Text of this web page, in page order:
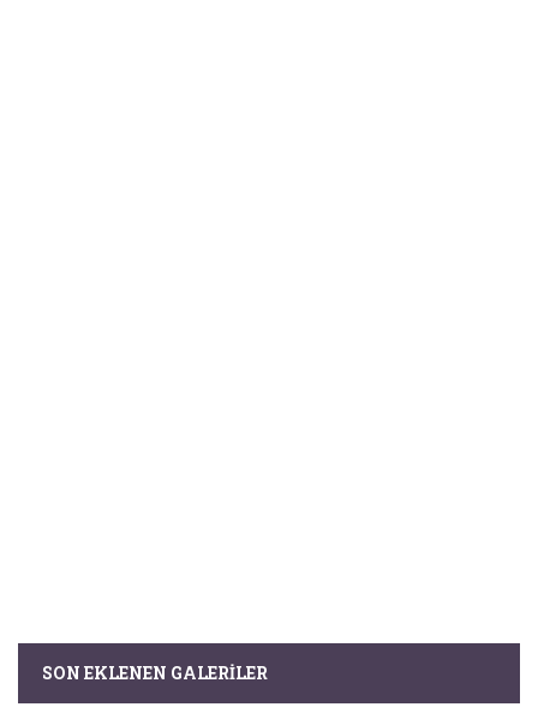
SON EKLENEN GALERILER